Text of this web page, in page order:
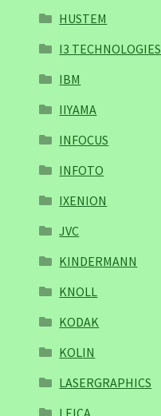
HUSTEM
I3 TECHNOLOGIES
IBM
IIYAMA
INFOCUS
INFOTO
IXENION
JVC
KINDERMANN
KNOLL
KODAK
KOLIN
LASERGRAPHICS